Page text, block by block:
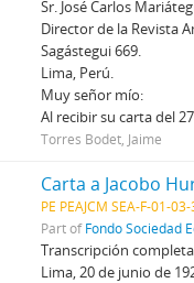
Sr. José Carlos
Director de la Revista
Sagástegui 669.
Lima, Perú.
Muy señor mío:
Al recibir su carta del
Torres Bodet, Jaime
Carta a Jacobo
PE PEAJCM SEA-F-01-
Part ofFondo Sociedad
Transcripción
Lima, 20 de junio de